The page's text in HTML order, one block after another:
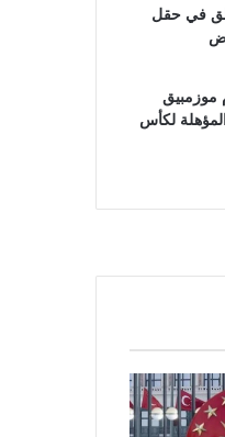
في حقل
موزمبيق
لكأس